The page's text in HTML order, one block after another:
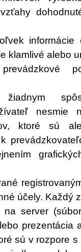
klamlivé alebo
nesmie
ktoré sú
účely. Každý
server
prezentácia
sú v rozpore